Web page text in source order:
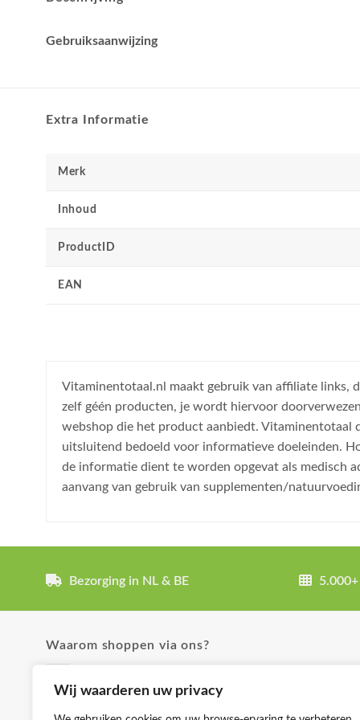
Wij waarderen uw privacy
Gebruiksaanwijzing
Extra Informatie
Merk
Inhoud
ProductID
EAN
Vitaminentotaal.nl maakt gebruik van affiliate links,
zelf géén producten, je wordt hiervoor
webshop die het product aanbiedt. Vitaminentotaal
uitsluitend bedoeld voor informatieve doeleinden.
de informatie dient te worden opgevat als medisch
aanvang van gebruik van supplementen/
Bezorging in NL & BE
Waarom shoppen via ons?
✓ Uitgebreide product omschrijvingen